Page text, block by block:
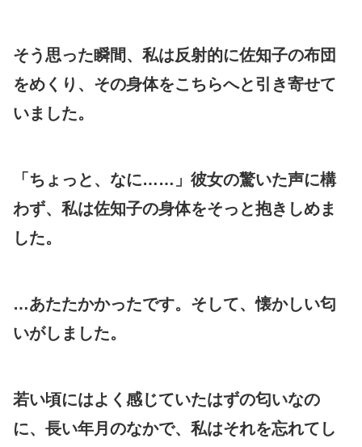
そう思った瞬間、私は反射的に佐知子の布団
をめくり、その身体をこちらへと引き寄せて
いました。
「ちょっと、なに……」彼女の驚いた声に構
わず、私は佐知子の身体をそっと抱きしめま
した。
…あたたかかったです。そして、懐かしい匂
いがしました。
若い頃にはよく感じていたはずの匂いなの
に、長い年月のなかで、私はそれを忘れてし